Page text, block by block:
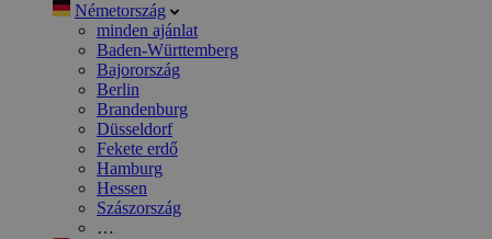
Németország
minden ajánlat
Baden-Württemberg
Bajorország
Berlin
Brandenburg
Düsseldorf
Fekete erdő
Hamburg
Hessen
Szászország
…